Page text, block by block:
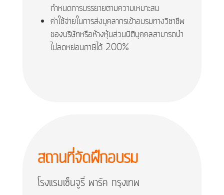
กำหนดการบรรยายตามความเหมาะสม
ค่าใช้จ่ายในการส่งบุคลากรเข้าอบรมทางวิชาชีพ
ของบริษัทหรือห้างหุ้นส่วนนิติบุคคลสามารถนำ
ไปลดหย่อนภาษีได้ 200%
สถานที่จัดฝึกอบรม
โรงแรมเซ็นจูรี่ พาร์ค กรุงเทพ